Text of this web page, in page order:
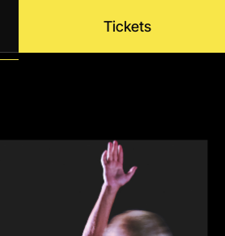
Tickets